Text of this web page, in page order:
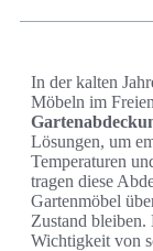
In der kalten
Möbeln im
Lösungen, um
Temperaturen
tragen diese
Gartenmöbel
Zustand bleiben.
Wichtigkeit von